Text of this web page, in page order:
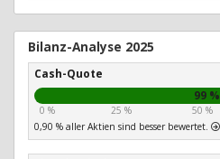
Bilanz-Analyse 2025
Cash-Quote
99 %
0 % 25 % 50 %
0,90 % aller Aktien sind besser bewertet.